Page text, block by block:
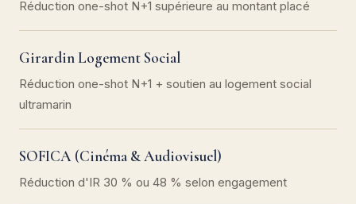
Réduction one-shot N+1 supérieure au montant placé
Girardin Logement Social
Réduction one-shot N+1 + soutien au logement social
ultramarin
SOFICA (Cinéma & Audiovisuel)
Réduction d'IR 30 % ou 48 % selon engagement